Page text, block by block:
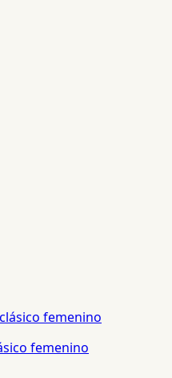
femenino